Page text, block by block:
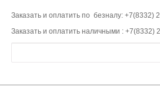
Заказать и оплатить по безналу: +7(8332)
Заказать и оплатить наличными : +7(8332)